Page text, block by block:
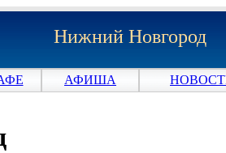
Нижний Новгород
АФИША